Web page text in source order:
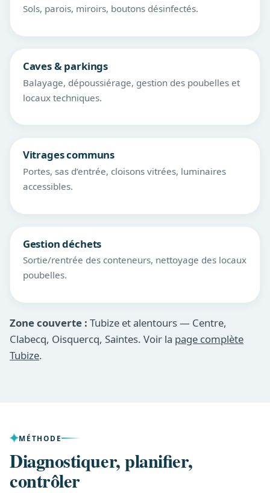
Sols, parois, miroirs, boutons désinfectés.
Caves & parkings
Balayage, dépoussiérage, gestion des poubelles et
locaux techniques.
Vitrages communs
Portes, sas d’entrée, cloisons vitrées, luminaires
accessibles.
Gestion déchets
Sortie/rentrée des conteneurs, nettoyage des locaux
poubelles.
Zone couverte : Tubize et alentours — Centre,
Clabecq, Oisquercq, Saintes. Voir la page complète
Tubize.
MÉTHODE
Diagnostiquer, planifier,
contrôler